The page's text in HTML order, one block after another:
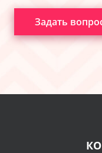
Задать